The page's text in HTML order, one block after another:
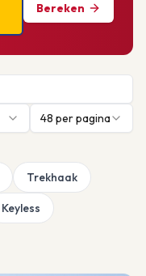
Bereken
48 per pagina
Trekhaak
Keyless